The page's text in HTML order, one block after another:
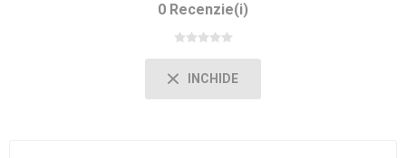
0 Recenzie(i)
INCHIDE